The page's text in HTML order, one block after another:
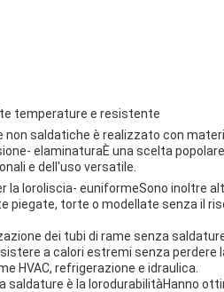
temperature e resistente
non saldatiche è realizzato con
- e laminaturaÈ una scelta
e dell'uso versatile.
la loro liscia- euniformeSono inoltre
piegate, torte o modellate senza il
dei tubi di rame senza
a calori estremi senza
HVAC, refrigerazione e idraulica.
saldature è la lorodurabilitàHanno